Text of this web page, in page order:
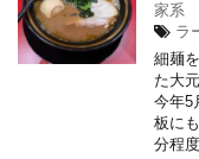
家系
ラ
細麺
た大
今年5
板に
分程